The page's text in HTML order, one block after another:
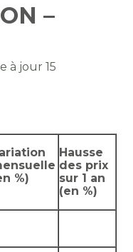
–
à jour 15
%)
Hausse
des prix
sur 1 an
(en %)